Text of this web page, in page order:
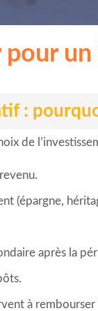
pour
:
de
(épargne,
après la
à